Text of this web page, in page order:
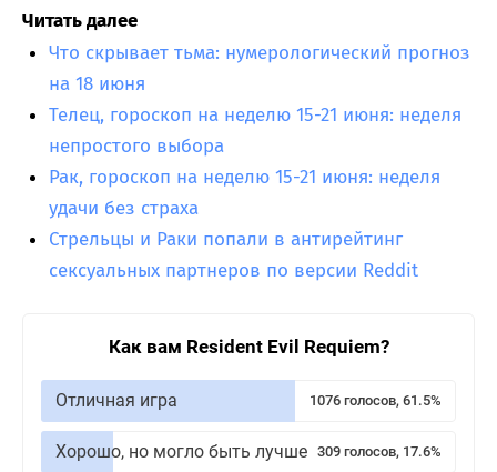
Читать далее
Что скрывает тьма: нумерологический прогноз
на 18 июня
Телец, гороскоп на неделю 15-21 июня: неделя
непростого выбора
Рак, гороскоп на неделю 15-21 июня: неделя
удачи без страха
Стрельцы и Раки попали в антирейтинг
сексуальных партнеров по версии Reddit
Как вам Resident Evil Requiem?
Отличная игра 1076 голосов, 61.5%
Хорошо, но могло быть лучше 309 голосов, 17.6%